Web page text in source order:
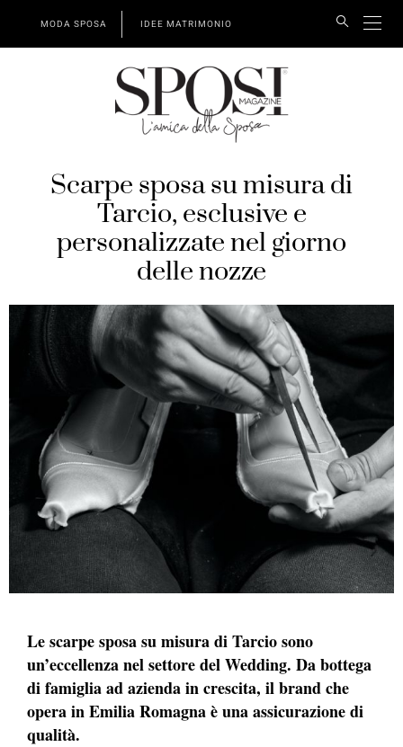
MODA SPOSA IDEE MATRIMONIO
Scarpe sposa su misura di
Tarcio, esclusive e
personalizzate nel giorno
delle nozze
Le scarpe sposa su misura di Tarcio sono
un’eccellenza nel settore del Wedding. Da bottega
di famiglia ad azienda in crescita, il brand che
opera in Emilia Romagna è una assicurazione di
qualità.